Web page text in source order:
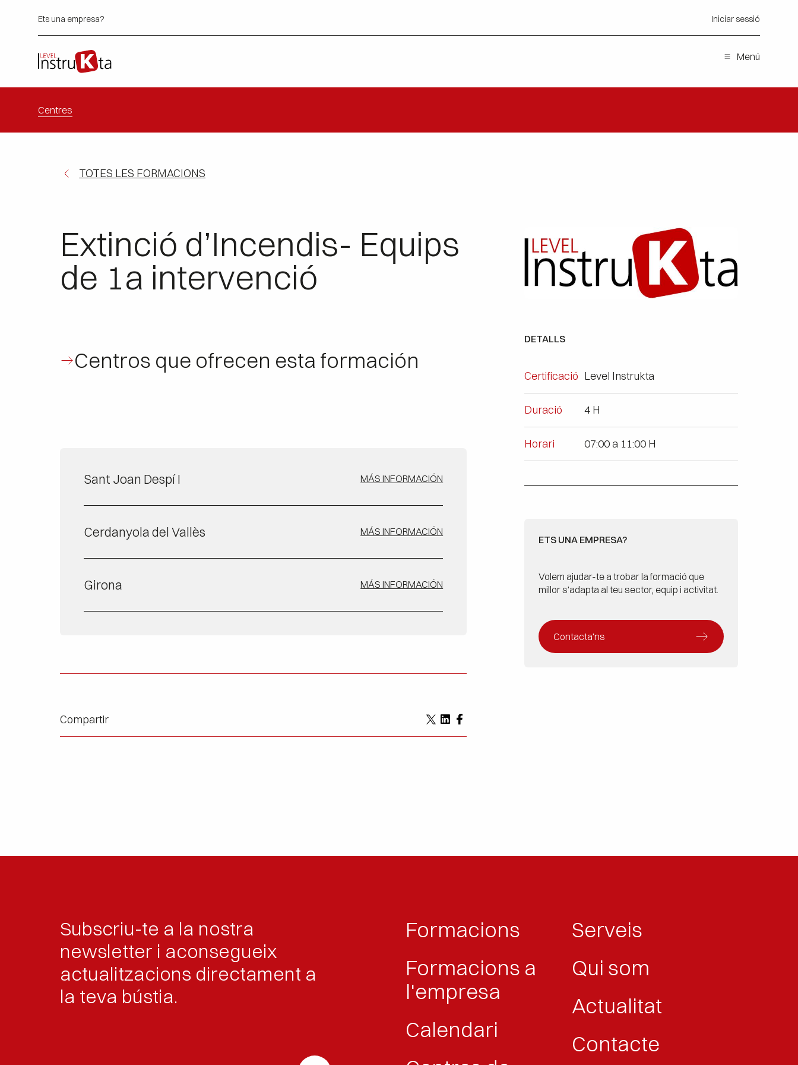
Ets una empresa? Iniciar sessió
Menú
Centres
TOTES LES FORMACIONS
Extinció d’Incendis- Equips
de 1a intervenció
Centros que ofrecen esta formación
Sant Joan Despí I MÁS INFORMACIÓN
Cerdanyola del Vallès MÁS INFORMACIÓN
Girona MÁS INFORMACIÓN
Compartir
DETALLS
Certificació Level Instrukta
Duració 4 H
Horari 07:00 a 11:00 H
ETS UNA EMPRESA?
Volem ajudar-te a trobar la formació que
millor s'adapta al teu sector, equip i activitat.
Contacta'ns
Subscriu-te a la nostra
newsletter i aconsegueix
actualitzacions directament a
la teva bústia.
Formacions
Formacions a
l'empresa
Calendari
Serveis
Qui som
Actualitat
Contacte